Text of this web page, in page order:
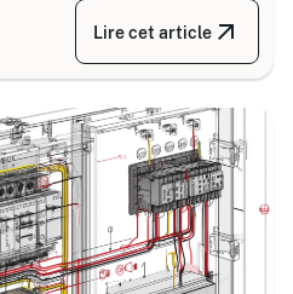
structurer un suivi
spécialisé comme
gestion de formation (TMS).
Lire cet article